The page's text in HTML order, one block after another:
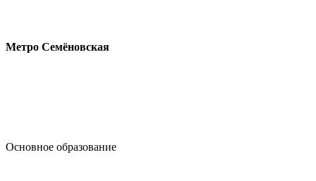
Метро Семёновская
Основное образование